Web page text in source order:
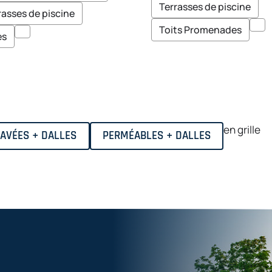
É
de piscine
É
S
E
R
T
Terrasses de piscine
Toits Promenades
+ DALLES PERMÉABLES + DALLES en grille